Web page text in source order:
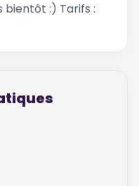
bientôt :) Tarifs :